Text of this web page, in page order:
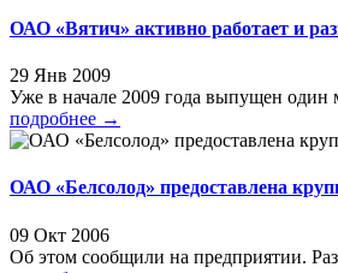
ОАО «Вятич» активно работает и
29 Янв 2009
Уже в начале 2009 года выпущен один
подробнее →
ОАО «Белсолод» предоставлена
09 Окт 2006
Об этом сообщили на предприятии.